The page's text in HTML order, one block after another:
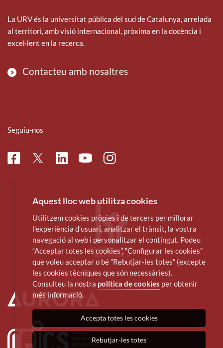
La URV és la universitat pública del sud de Catalunya, arrelada
al territori, amb visió internacional, pròxima en la docència i
excel·lent en la recerca.
Contacteu amb nosaltres
Seguiu-nos
FacebookTwitterLinkedinYoutubeInstagram
Aquest lloc web utilitza cookies
Utilitzem cookies pròpies i de tercers per millorar
l’experiència d’usuari, analitzar el trànsit, la vostra
navegació al web i personalitzar el contingut. Podeu
“Acceptar totes les cookies”, “Configurar les cookies”
que voleu acceptar o bé “Rebutjar-les totes” (excepte
les cookies tècniques que són necessàries).
Consulteu la nostra política de cookies per obtenir
més informació.
Accepta totes les cookies
Rebutjar-les totes